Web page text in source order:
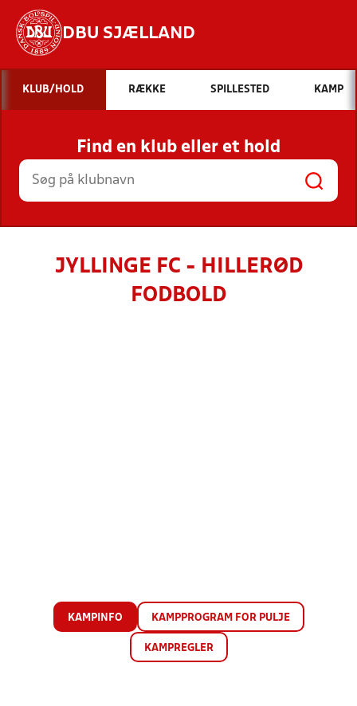
DBU SJÆLLAND
Hvad vil du søge efter?
INDHOLD OG NYHEDER
STILLINGER, RESULTATER, KLUBBER OG
HOLD
KLUB/HOLD RÆKKE SPILLESTED KAMP
Find en klub eller et hold
JYLLINGE FC - HILLERØD
FODBOLD
KAMPINFO KAMPPROGRAM FOR PULJE
KAMPREGLER